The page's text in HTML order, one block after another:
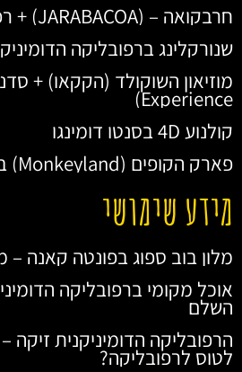
חרבקואה – (JARABACOA) + רפטינג בחרבקואה
שנורקלינג ברפובליקה
Experience)
קולנוע 4D בסנטו דומינגו
פארק הקופים (Monkeyland) בפונטה קאנה
מידע שימושי
מלון בוב ספוג בפונטה קאנה –
אוכל מקומי ברפובליקה
השלם
הרפובליקה הדומיניקנית זיקה
לטוס לרפובליקה?